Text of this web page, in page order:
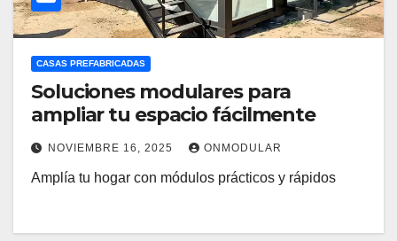
CASAS PREFABRICADAS
Soluciones modulares para
ampliar tu espacio fácilmente
NOVIEMBRE 16, 2025 ONMODULAR
Amplía tu hogar con módulos prácticos y rápidos